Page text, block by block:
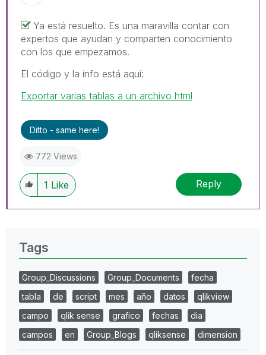
Ya está resuelto. Es una maravilla contar con
expertos que ayudan y comparten conocimiento
con los que empezamos.
El código y la info está aquí:
Exportar varias tablas a un archivo html
Ditto - same here!
772 Views
1 Like Reply
Tags
Group_Discussions Group_Documents
fecha
tabla
de script mes año datos
qlikview
campo
qlik sense grafico fechas
dia
campos
en Group_Blogs qliksense dimension